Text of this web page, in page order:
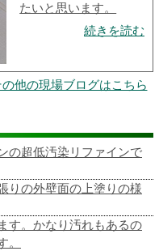
たいと思います。
続きを読む
の他の現場ブログはこちら
の超低汚染リファインで
りの外壁面の上塗りの様
す。かなり汚れもあるの
。